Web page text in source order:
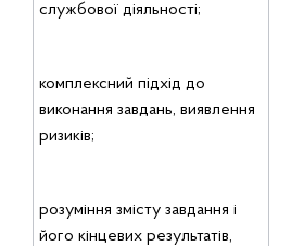
службової діяльності;
комплексний підхід до
виконання завдань, виявлення
ризиків;
розуміння змісту завдання i
його кінцевих результатів,